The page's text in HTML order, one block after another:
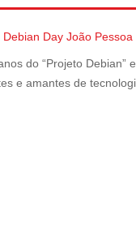
Day João Pessoa
do “Projeto Debian”
e amantes de